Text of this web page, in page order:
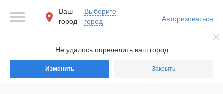
Не удалось определить ваш город
Изменить Закрыть
Ваш
город
Выберите
город
Авторизоваться